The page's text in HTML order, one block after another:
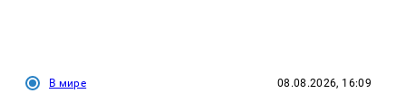
В мире 08.08.2026, 16:09